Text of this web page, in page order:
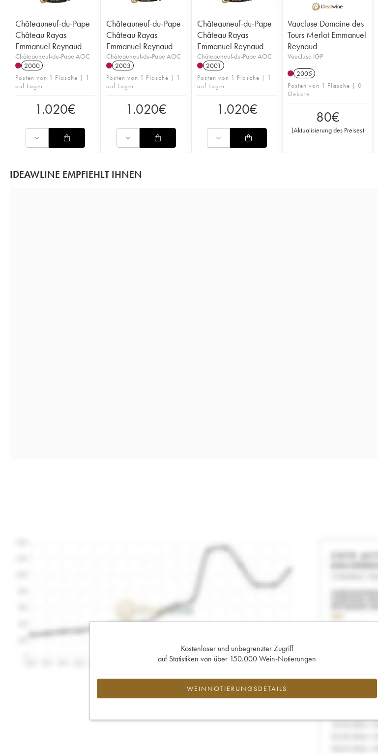
Châteauneuf-du-Pape
Château Rayas
Emmanuel Reynaud
Châteauneuf-du-Pape AOC
2000
Posten von 1 Flasche | 1
auf Lager
1.020€
Châteauneuf-du-Pape
Château Rayas
Emmanuel Reynaud
Châteauneuf-du-Pape AOC
2003
Posten von 1 Flasche | 1
auf Lager
1.020€
Châteauneuf-du-Pape
Château Rayas
Emmanuel Reynaud
Châteauneuf-du-Pape AOC
2001
Posten von 1 Flasche | 1
auf Lager
1.020€
Vaucluse Domaine des
Tours Merlot Emmanuel
Reynaud
Vaucluse IGP
2005
Posten von 1 Flasche | 0
Gebote
80€
(Aktualisierung des Preises)
IDEAWLINE EMPFIEHLT IHNEN
Kostenloser und unbegrenzter Zugriff
auf Statistiken von über 150.000 Wein-Notierungen
WEINNOTIERUNGSDETAILS